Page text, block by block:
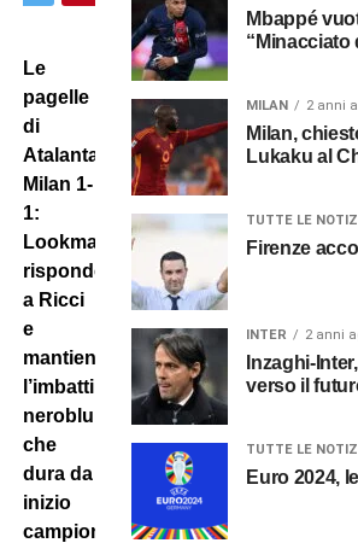
Le
pagelle
di
Atalanta-
Milan 1-
1:
Lookman
risponde
a Ricci
e
mantiene
l’imbattibilità
neroblu
che
dura da
inizio
campionato.
Mbappé
“Minacciato
MILAN 2 anni
Milan,
Lukaku al
TUTTE LE
Firenze
INTER 2 anni
Inzaghi-
verso il
TUTTE LE
Euro 2024,